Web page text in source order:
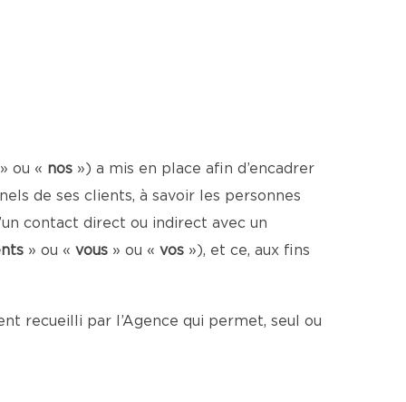
» ou « nos ») a mis en place afin d’encadrer
de ses clients, à savoir les personnes
contact direct ou indirect avec un
» ou « vous » ou « vos »), et ce, aux fins
recueilli par l’Agence qui permet, seul ou